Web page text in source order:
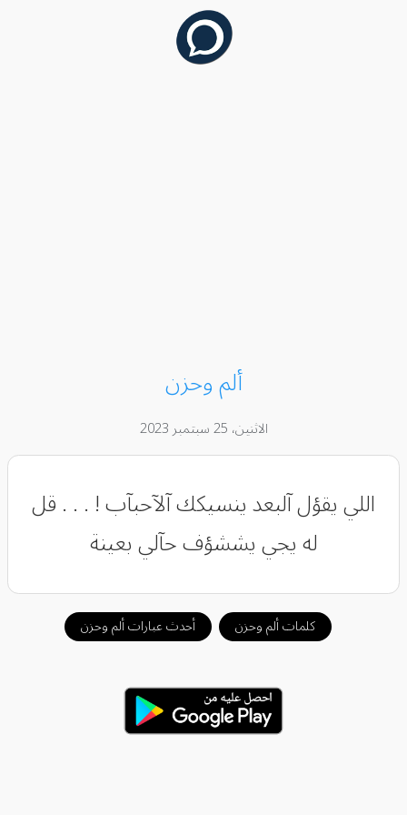
ألم وحزن
الاثنين، 25 سبتمبر 2023
اللي يقؤل آلبعد ينسيكك آلآحبآب ! .‏ ‏.‏ ‏.‏ قل
له يجي يششؤف حآلي بعينة
كلمات ألم وحزن أحدث عبارات ألم وحزن